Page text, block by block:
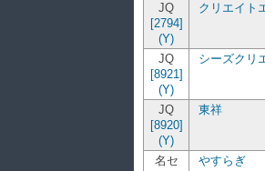
JQ
[2794]
(Y)
クリエイト
JQ
[8921]
(Y)
シーズクリ
JQ
[8920]
(Y)
東祥
名セ
やすらぎ